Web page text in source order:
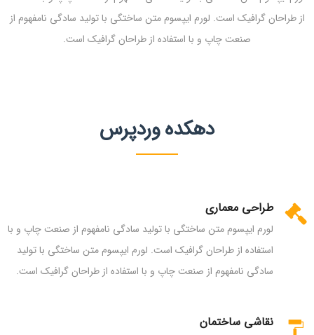
از طراحان گرافیک است. لورم ایپسوم متن ساختگی با تولید سادگی نامفهوم از
صنعت چاپ و با استفاده از طراحان گرافیک است.
دهکده وردپرس
طراحی معماری
لورم ایپسوم متن ساختگی با تولید سادگی نامفهوم از صنعت چاپ و با
استفاده از طراحان گرافیک است. لورم ایپسوم متن ساختگی با تولید
سادگی نامفهوم از صنعت چاپ و با استفاده از طراحان گرافیک است.
نقاشی ساختمان